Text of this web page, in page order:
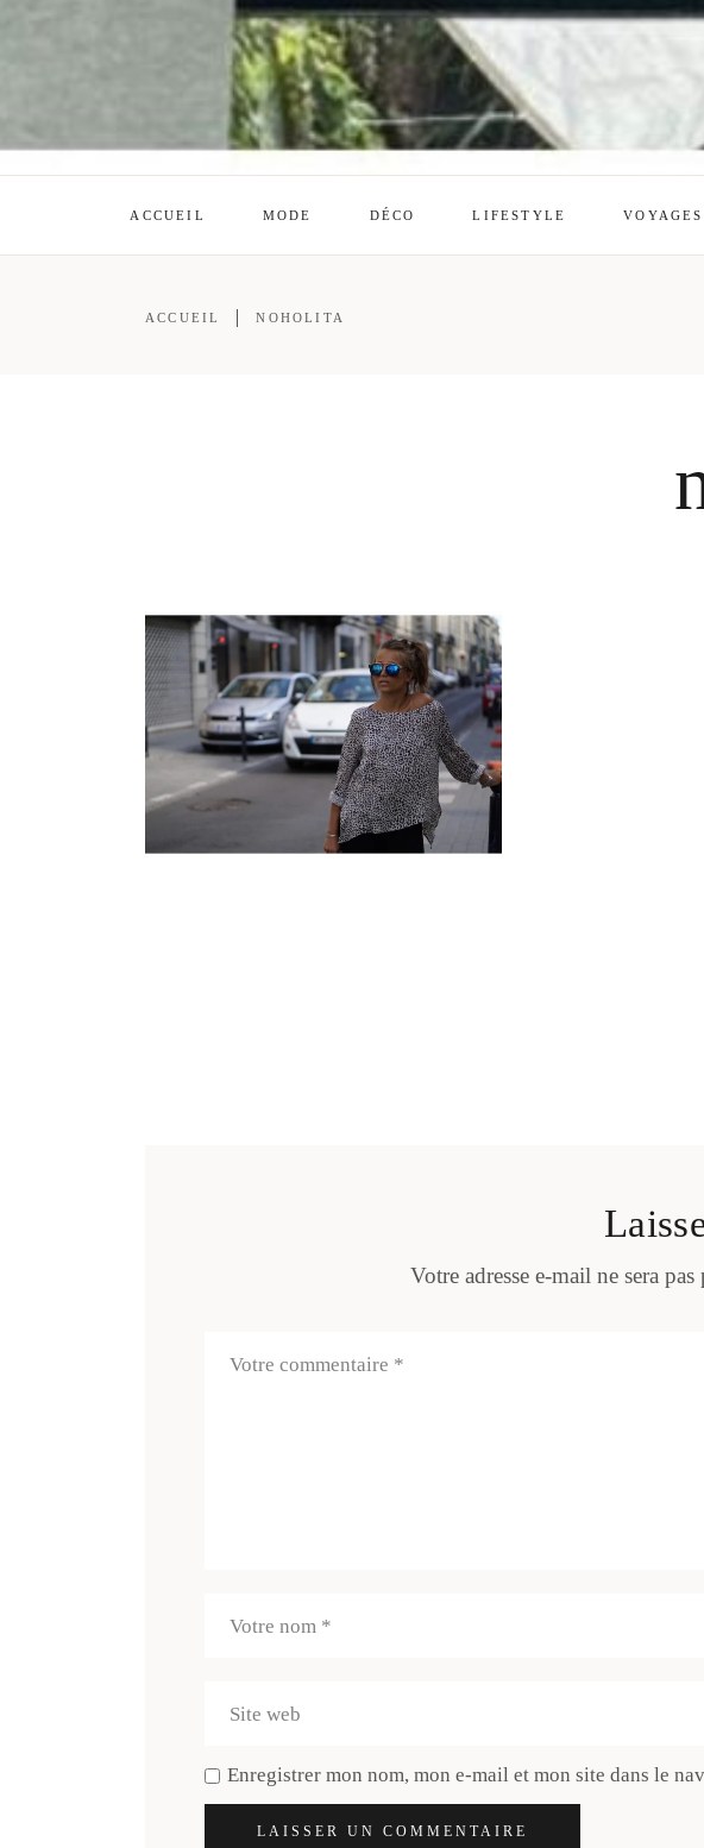
ACCUEIL MODE DÉCO LIFESTYLE VOYAGES
ACCUEIL NOHOLITA
Votre adresse e-mail ne sera pas
Enregistrer mon nom, mon e-mail et mon site dans le
LAISSER UN COMMENTAIRE